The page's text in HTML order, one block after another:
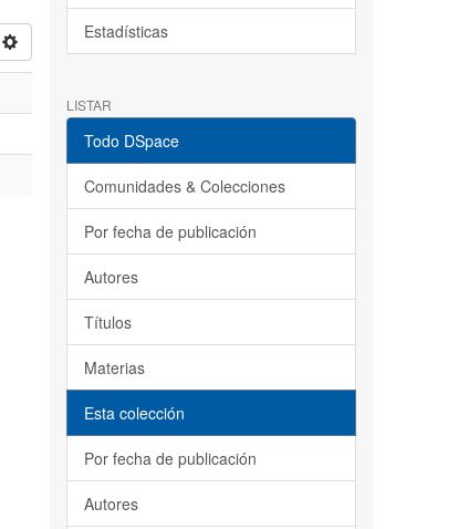
Estadísticas
LISTAR
Todo DSpace
Comunidades & Colecciones
Por fecha de publicación
Autores
Títulos
Materias
Esta colección
Por fecha de publicación
Autores